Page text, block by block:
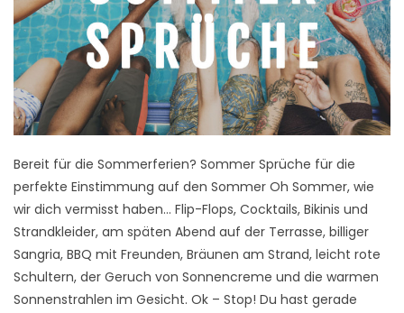
Bereit für die Sommerferien? Sommer Sprüche für die
perfekte Einstimmung auf den Sommer Oh Sommer, wie
wir dich vermisst haben… Flip-Flops, Cocktails, Bikinis und
Strandkleider, am späten Abend auf der Terrasse, billiger
Sangria, BBQ mit Freunden, Bräunen am Strand, leicht rote
Schultern, der Geruch von Sonnencreme und die warmen
Sonnenstrahlen im Gesicht. Ok – Stop! Du hast gerade